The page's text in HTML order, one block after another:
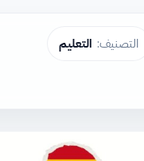
التصنيف: التعليم